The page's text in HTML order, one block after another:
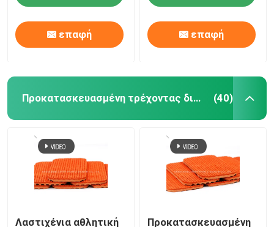
επαφή επαφή
Προκατασκευασμένη τρέχοντας διαδρομή (40)
Λαστιχένια αθλητική
Προκατασκευασμένη